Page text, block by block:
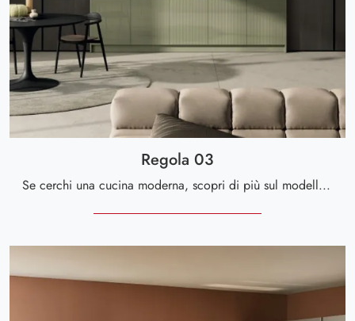
Regola 03
Se cerchi una cucina moderna, scopri di più sul modello Regola 03 Scavolini.